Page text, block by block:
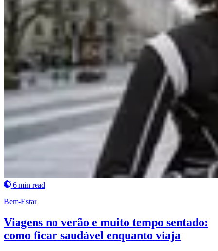
6 min read
Bem-Estar
Viagens no verão e muito tempo sentado:
como ficar saudável enquanto viaja